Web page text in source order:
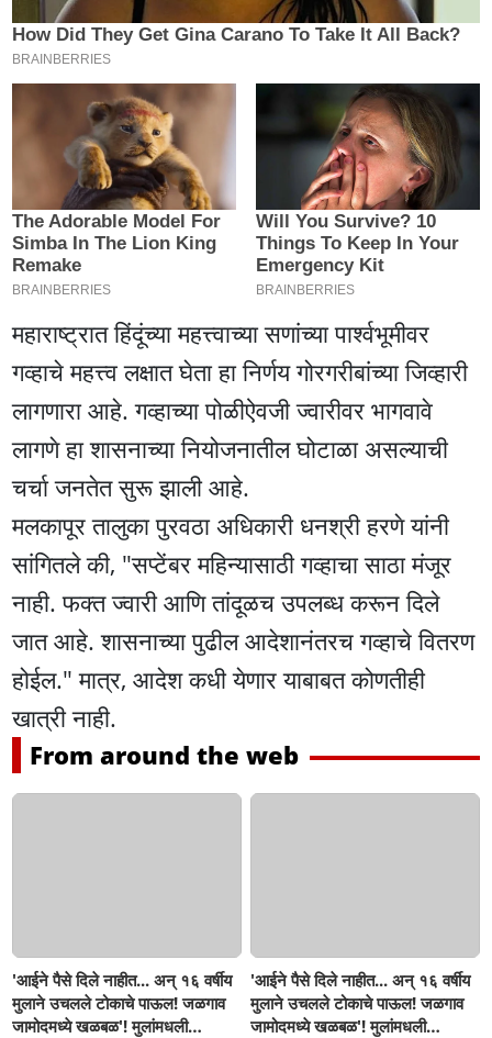
महाराष्ट्रात हिंदूंच्या महत्त्वाच्या सणांच्या पार्श्वभूमीवर
गव्हाचे महत्त्व लक्षात घेता हा निर्णय गोरगरीबांच्या जिव्हारी
लागणारा आहे. गव्हाच्या पोळीऐवजी ज्वारीवर भागवावे
लागणे हा शासनाच्या नियोजनातील घोटाळा असल्याची
चर्चा जनतेत सुरू झाली आहे.
मलकापूर तालुका पुरवठा अधिकारी धनश्री हरणे यांनी
सांगितले की, "सप्टेंबर महिन्यासाठी गव्हाचा साठा मंजूर
नाही. फक्त ज्वारी आणि तांदूळच उपलब्ध करून दिले
जात आहे. शासनाच्या पुढील आदेशानंतरच गव्हाचे वितरण
होईल." मात्र, आदेश कधी येणार याबाबत कोणतीही
खात्री नाही.
From around the web
'आईने पैसे दिले नाहीत... अन् १६ वर्षीय
मुलाने उचलले टोकाचे पाऊल! जळगाव
जामोदमध्ये खळबळ'! मुलांमधली
'आईने पैसे दिले नाहीत... अन् १६ वर्षीय
मुलाने उचलले टोकाचे पाऊल! जळगाव
जामोदमध्ये खळबळ'! मुलांमधली